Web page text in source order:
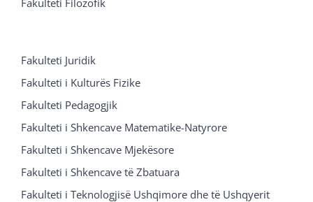
Fakulteti Juridik
Fakulteti i Kulturës Fizike
Fakulteti Pedagogjik
Fakulteti i Shkencave Matematike-Natyrore
Fakulteti i Shkencave Mjekësore
Fakulteti i Shkencave të Zbatuara
Fakulteti i Teknologjisë Ushqimore dhe të Ushqyerit